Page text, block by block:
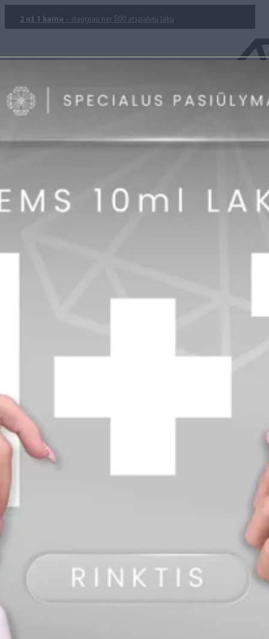
2 už 1 kainą – daugiau nei 500 atspalvių lakų
info@diamondline.lt
Prisijungti
Rewards“